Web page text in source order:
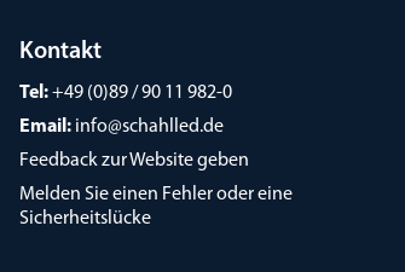
Kontakt
Tel:+49 (0)89 / 90 11 982-0
Email: info@schahlled.de
Feedback zur Website geben
Melden Sie einen Fehler oder eine
Sicherheitslücke